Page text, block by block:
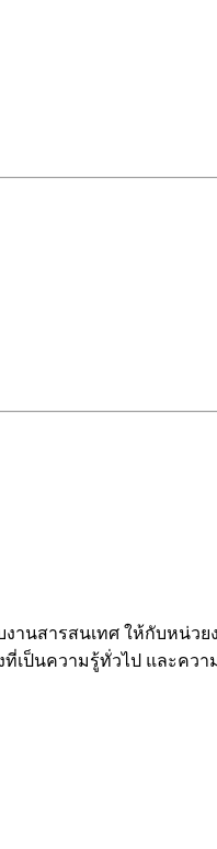
านสารสนเทศ ให้กับหน่ว
เป็นความรู้ทั่วไป และควา